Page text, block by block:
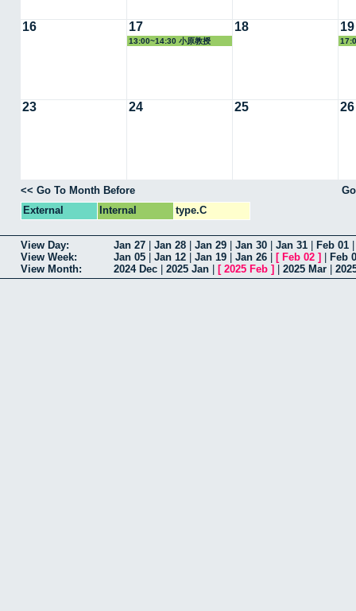
16 17
13:00~14:30 小原教授
18 19
23 24 25 26
<< Go To Month Before
External
Internal type.C
View Day: Jan 27 Jan 28 Jan 29 Jan 30 Jan 31 Feb 01
View Week:
Jan 05 Jan 12 Jan 19 Jan 26 [ Feb 02 ]
Feb
View Month:
2024 Dec 2025 Jan [ 2025 Feb ] 2025 Mar